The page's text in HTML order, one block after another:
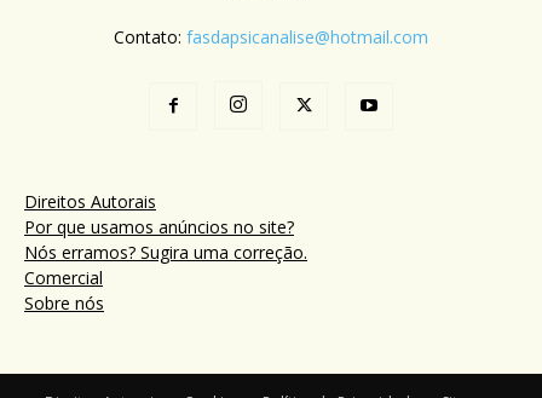
Contato: fasdapsicanalise@hotmail.com
Direitos Autorais
Por que usamos anúncios no site?
Nós erramos? Sugira uma correção.
Comercial
Sobre nós